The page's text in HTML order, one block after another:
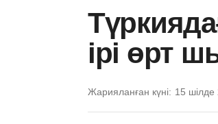
ірі өрт
Жарияланған күні: 15 шілде